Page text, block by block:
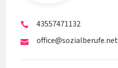
43557471132
office@sozialberufe.net